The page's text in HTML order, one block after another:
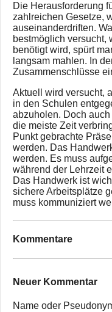
Die Herausforderung
zahlreichen Gesetze,
auseinanderdriften.
bestmöglich versucht,
benötigt wird, spürt
langsam mahlen. In
Zusammenschlüsse
Aktuell wird versucht,
in den Schulen
abzuholen. Doch
die meiste Zeit
Punkt gebrachte
werden. Das
werden. Es muss
während der Lehrzeit
Das Handwerk ist
sichere Arbeitsplätze
muss kommuniziert
Kommentare
Neuer Kommentar
Name oder